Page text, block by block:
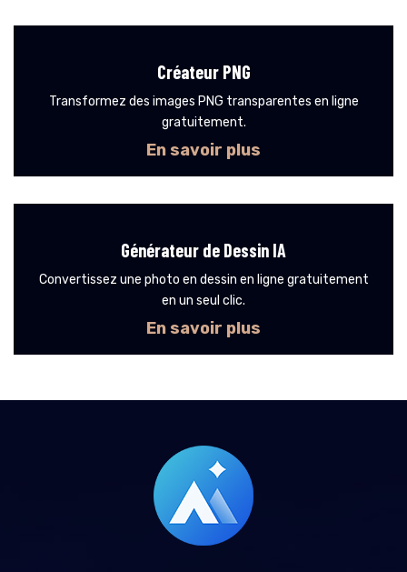
Créateur PNG
Transformez des images PNG transparentes en ligne
gratuitement.
En savoir plus
Générateur de Dessin IA
Convertissez une photo en dessin en ligne gratuitement
en un seul clic.
En savoir plus